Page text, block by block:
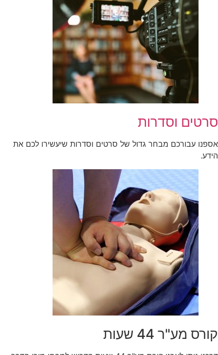
סרטים וסדרות
אספנו עבורכם מבחר גדול של סרטים וסדרות שיעשירו לכם את
הידע.
קורס מע"ר 44 שעות